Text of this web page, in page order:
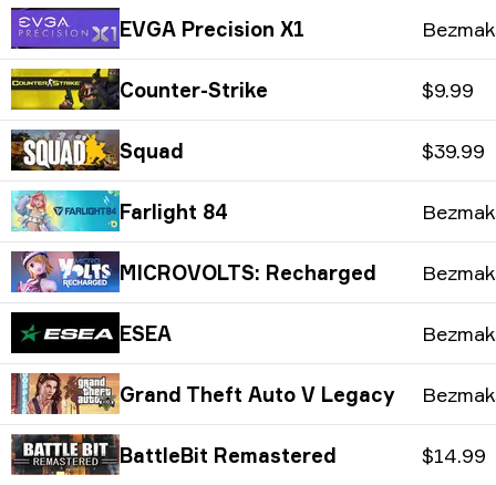
EVGA Precision X1
Counter-Strike $9.99
Squad $39.99
Farlight 84
MICROVOLTS: Recharged
ESEA
Grand Theft Auto V Legacy
BattleBit Remastered $14.99